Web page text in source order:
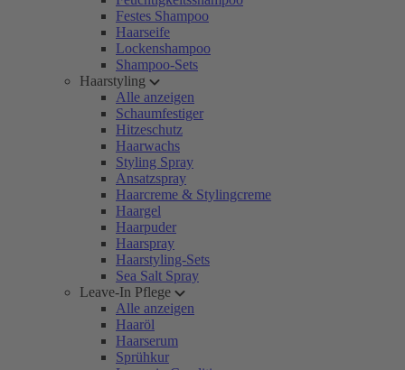
Festes Shampoo
Haarseife
Lockenshampoo
Shampoo-Sets
Haarstyling
Alle anzeigen
Schaumfestiger
Hitzeschutz
Haarwachs
Styling Spray
Ansatzspray
Haarcreme & Stylingcreme
Haargel
Haarpuder
Haarspray
Haarstyling-Sets
Sea Salt Spray
Leave-In Pflege
Alle anzeigen
Haaröl
Haarserum
Sprühkur